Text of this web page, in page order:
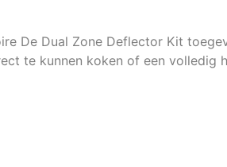
De Dual Zone Deflector Kit
te kunnen koken of een volledig